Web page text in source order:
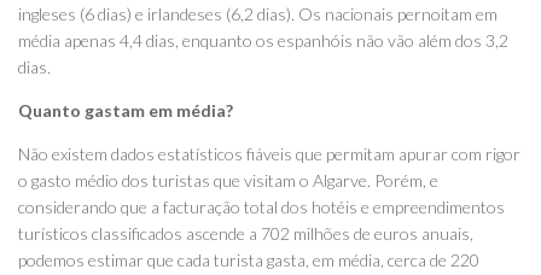
ingleses (6 dias) e irlandeses (6,2 dias). Os nacionais pernoitam em
média apenas 4,4 dias, enquanto os espanhóis não vão além dos 3,2
dias.
Quanto gastam em média?
Não existem dados estatísticos fiáveis que permitam apurar com rigor
o gasto médio dos turistas que visitam o Algarve. Porém, e
considerando que a facturação total dos hotéis e empreendimentos
turísticos classificados ascende a 702 milhões de euros anuais,
podemos estimar que cada turista gasta, em média, cerca de 220